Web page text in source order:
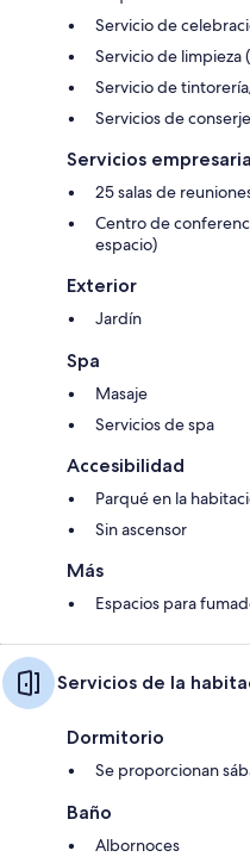
Servicio de
Servicio de limpieza
Servicio de
Servicios de
Servicios
25 salas de
Centro de
espacio)
Exterior
Jardín
Spa
Masaje
Servicios de spa
Accesibilidad
Parqué en la
Sin ascensor
Más
Espacios para
Servicios de la
Dormitorio
Se proporcionan
Baño
Albornoces